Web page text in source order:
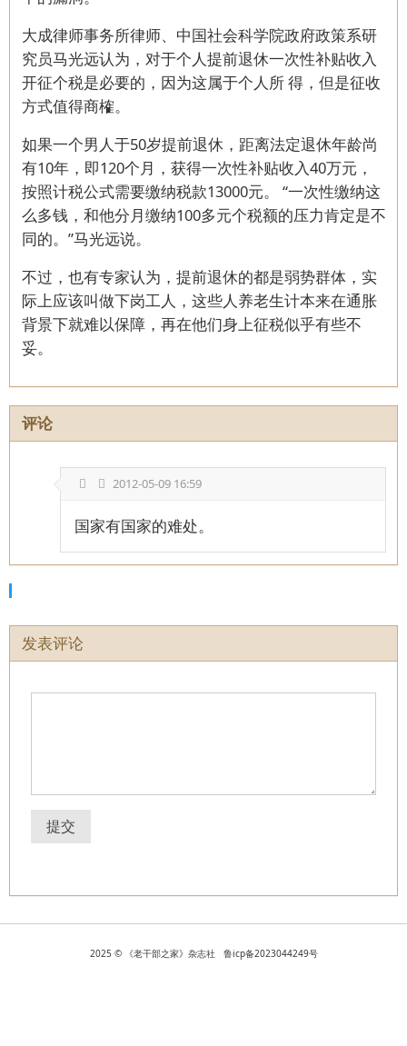
大成律师事务所律师、中国社会科学院政府政策系研
究员马光远认为，对于个人提前退休一次性补贴收入
开征个税是必要的，因为这属于个人所 得，但是征收
方式值得商榷。
如果一个男人于50岁提前退休，距离法定退休年龄尚
有10年，即120个月，获得一次性补贴收入40万元，
按照计税公式需要缴纳税款13000元。 “一次性缴纳这
么多钱，和他分月缴纳100多元个税额的压力肯定是不
同的。”马光远说。
不过，也有专家认为，提前退休的都是弱势群体，实
际上应该叫做下岗工人，这些人养老生计本来在通胀
背景下就难以保障，再在他们身上征税似乎有些不
妥。
评论
2012-05-09 16:59
国家有国家的难处。
发表评论
提交
2025 © 《老干部之家》杂志社 鲁icp备2023044249号